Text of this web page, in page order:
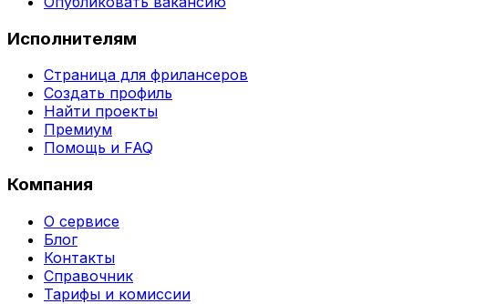
Исполнителям
Страница для фрилансеров
Создать профиль
Найти проекты
Премиум
Помощь и FAQ
Компания
О сервисе
Блог
Контакты
Справочник
Тарифы и комиссии